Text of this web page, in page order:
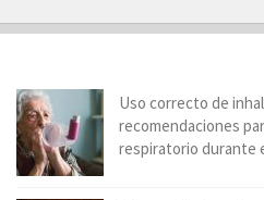
Uso correcto de
recomendaciones
respiratorio durante